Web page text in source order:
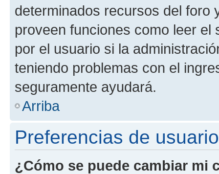
determinados recursos del foro
proveen funciones como leer el
por el usuario si la
teniendo problemas con el
seguramente ayudará.
Arriba
Preferencias de
¿Cómo se puede cambiar mi